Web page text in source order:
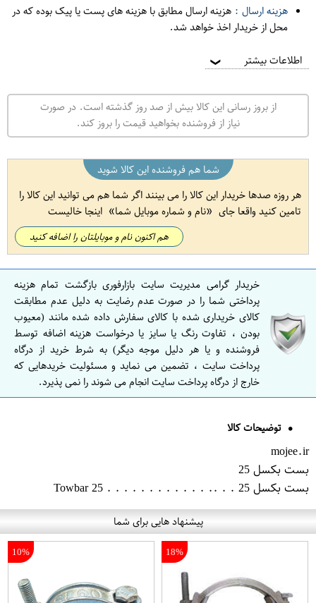
هزینه ارسال : هزینه ارسال مطابق با هزینه های پست یا پیک بوده که در
محل از خریدار اخذ خواهد شد.
اطلاعات بیشتر ❯
از بروز رسانی این کالا بیش از صد روز گذشته است. در صورت
نیاز از فروشنده بخواهید قیمت را بروز کند.
شما هم فروشنده این کالا شوید
هر روزه صدها خریدار این کالا را می بینند اگر شما هم می توانید این کالا را
تامین کنید واقعا جای
نام و شماره موبایل شما اینجا خالیست
هم اکنون نام و موبایلتان را اضافه کنید
خریدار گرامی مدیریت سایت بازارفوری بازگشت تمام هزینه
پرداختی شما را در صورت عدم رضایت به دلیل عدم مطابقت
کالای خریداری شده با کالای سفارش داده شده مانند (معیوب
بودن ، تفاوت رنگ یا سایز یا درخواست هزینه اضافه توسط
فروشنده و یا هر دلیل موجه دیگر) به شرط خرید از درگاه
پرداخت سایت ، تضمین می نماید و مسئولیت خریدهایی که
خارج از درگاه پرداخت سایت انجام می شوند را نمی پذیرد.
توضیحات کالا
mojee.ir
بست بکسل 25
بست بکسل 25 . . .. . . . . . . . . . . . . Towbar 25
پیشنهاد هایی برای شما
18%
10%